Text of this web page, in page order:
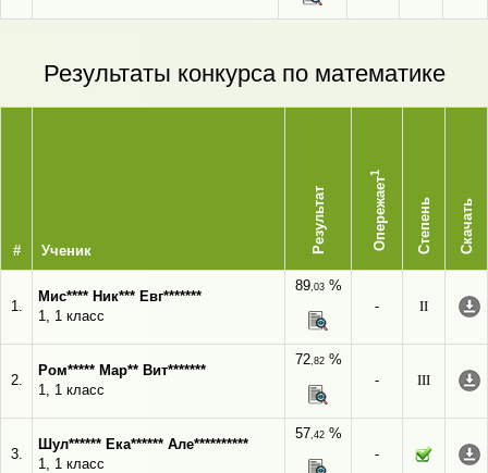
Результаты конкурса по математике
# Ученик Результат Опережает
1
Степень Скачать
1.
Мис**** Ник*** Евг*******
1, 1 класс
89,03%
-
II
2.
Ром***** Мар** Вит*******
1, 1 класс
72,82%
-
III
3.
Шул****** Ека****** Але**********
1, 1 класс
57,42%
-